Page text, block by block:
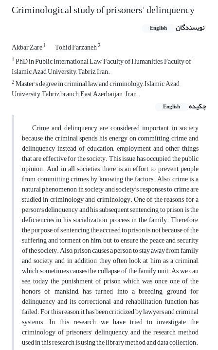
Criminological study of prisoners' delinquency
نویسندگان English
Akbar Zare1 Tohid Farzaneh2
1PhD in Public International Law, Faculty of Humanities, Faculty of
Islamic Azad University, Tabriz, Iran.
2Master's degree in criminal law and criminology, Islamic Azad
University, Tabriz branch, East Azerbaijan. Iran.
چکیده
English
Crime and delinquency are considered important in society
because the criminal spends his energy on committing crime and
delinquency instead of education, employment and other things
that are effective for the society. This issue has occupied the public
opinion. And in all societies, there is an effort to prevent people
from committing crimes by knowing the factors. Also, crime is a
natural phenomenon in society and society's responses to crime are
studied in criminology and criminology. One of the reasons for a
person's delinquency and his subsequent sentencing to prison is the
deficiencies in his socialization process in the family. Therefore,
the purpose of sentencing the accused to prison is not because of the
suffering and torment on him, but to ensure the peace and security
of the society. Also, prison causes a person to stay away from family
and society, and in addition, they often look at him as a criminal,
which sometimes causes the collapse of the family unit. As we can
see, today the punishment of prison, which was once one of the
honors of mankind, has turned into a breeding ground for
delinquency and its correctional and rehabilitation function has
failed. For this reason, it has been criticized by lawyers and criminal
systems. In this research, we have tried to investigate the
criminology of prisoners' delinquency, and the research method
used in this research is using the library method and data collection.